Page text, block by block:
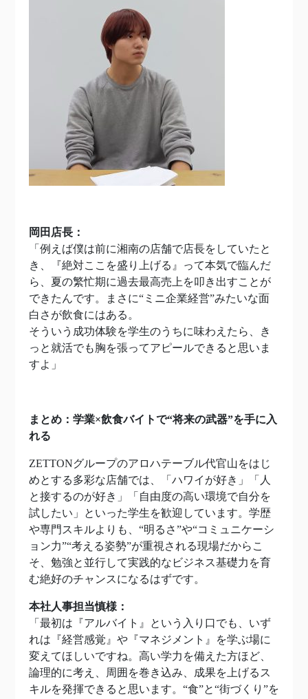
岡田店長：
「例えば僕は前に湘南の店舗で店長をしていたと
き、『絶対ここを盛り上げる』って本気で臨んだ
ら、夏の繁忙期に過去最高売上を叩き出すことが
できたんです。まさに“ミニ企業経営”みたいな面
白さが飲食にはある。
そういう成功体験を学生のうちに味わえたら、き
っと就活でも胸を張ってアピールできると思いま
すよ」
まとめ：学業×飲食バイトで“将来の武器”を手に入
れる
ZETTONグループのアロハテーブル代官山をはじ
めとする多彩な店舗では、「ハワイが好き」「人
と接するのが好き」「自由度の高い環境で自分を
試したい」といった学生を歓迎しています。学歴
や専門スキルよりも、“明るさ”や“コミュニケーシ
ョン力”“考える姿勢”が重視される現場だからこ
そ、勉強と並行して実践的なビジネス基礎力を育
む絶好のチャンスになるはずです。
本社人事担当慎様：
「最初は『アルバイト』という入り口でも、いず
れは『経営感覚』や『マネジメント』を学ぶ場に
変えてほしいですね。高い学力を備えた方ほど、
論理的に考え、周囲を巻き込み、成果を上げるス
キルを発揮できると思います。“食”と“街づくり”を